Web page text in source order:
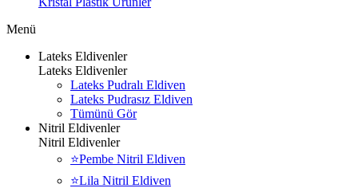
Menü
Lateks Eldivenler
Lateks Eldivenler
Lateks Pudralı Eldiven
Lateks Pudrasız Eldiven
Tümünü Gör
Nitril Eldivenler
Nitril Eldivenler
⭐Pembe Nitril Eldiven
⭐Lila Nitril Eldiven